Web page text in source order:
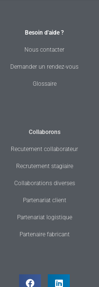
Besoin d'aide ?
Nous contacter
Demander un rendez-vous
Glossaire
Collaborons
Recutement collaborateur
Recrutement stagiaire
Collaborations diverses
Partenariat client
Partenariat logistique
Partenaire fabricant